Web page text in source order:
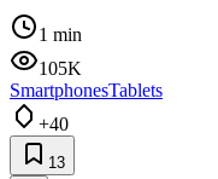
1 min
105K
SmartphonesTablets
+40
13